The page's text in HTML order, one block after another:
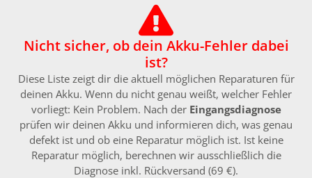
Nicht sicher, ob dein Akku-Fehler dabei
ist?
Diese Liste zeigt dir die aktuell möglichen Reparaturen für
deinen Akku. Wenn du nicht genau weißt, welcher Fehler
vorliegt: Kein Problem. Nach der Eingangsdiagnose
prüfen wir deinen Akku und informieren dich, was genau
defekt ist und ob eine Reparatur möglich ist. Ist keine
Reparatur möglich, berechnen wir ausschließlich die
Diagnose inkl. Rückversand (69 €).